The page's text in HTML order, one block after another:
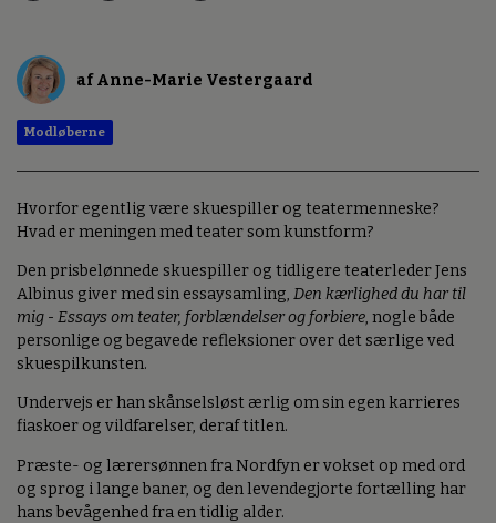
af Anne-Marie Vestergaard
Modløberne
Hvorfor egentlig være skuespiller og teatermenneske?
Hvad er meningen med teater som kunstform?
Den prisbelønnede skuespiller og tidligere teaterleder Jens
Albinus giver med sin essaysamling, Den kærlighed du har til
mig - Essays om teater, forblændelser og forbiere, nogle både
personlige og begavede refleksioner over det særlige ved
skuespilkunsten.
Undervejs er han skånselsløst ærlig om sin egen karrieres
fiaskoer og vildfarelser, deraf titlen.
Præste- og lærersønnen fra Nordfyn er vokset op med ord
og sprog i lange baner, og den levendegjorte fortælling har
hans bevågenhed fra en tidlig alder.